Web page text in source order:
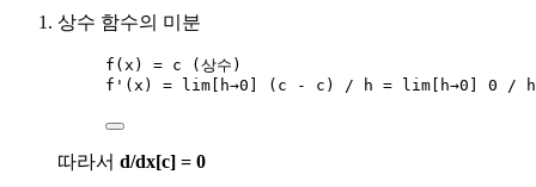
상수 함수의 미분
f(x) = c (상수)
f'(x) = lim[h→0] (c - c) / h = lim[h→0] 0 /
따라서 d/dx[c] = 0